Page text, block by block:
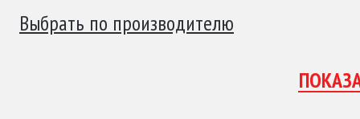
Выбрать по производителю